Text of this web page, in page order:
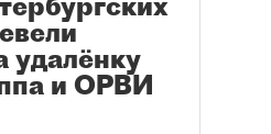
удалёнку
и ОРВИ